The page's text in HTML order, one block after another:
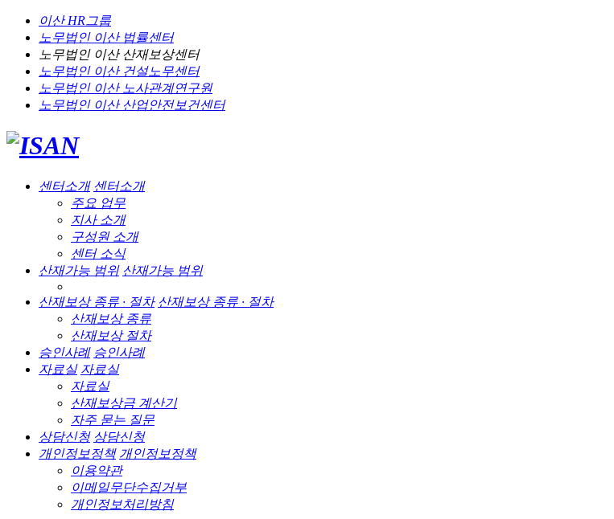
이산 HR그룹
노무법인 이산법률센터
노무법인 이산산재보상센터
노무법인 이산건설노무센터
노무법인 이산노사관계연구원
노무법인 이산산업안전보건센터
센터소개 센터소개
주요 업무
지사 소개
구성원 소개
센터 소식
산재가능 범위 산재가능 범위
산재보상 종류 · 절차 산재보상 종류 · 절차
산재보상 종류
산재보상 절차
승인사례 승인사례
자료실 자료실
자료실
산재보상금 계산기
자주 묻는 질문
상담신청 상담신청
개인정보정책 개인정보정책
이용약관
이메일무단수집거부
개인정보처리방침